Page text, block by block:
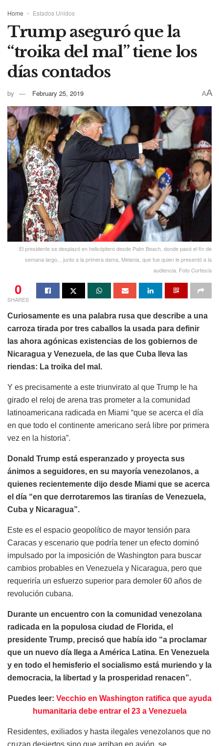
Home Estados Unidos
Trump aseguró que la
“troika del mal” tiene los
días contados
by February 25, 2019 AA
El presidente se desplazó en helicóptero desde Palm Beach, donde pasó el fin de
semana largo, , junto a la primera dama, Melania, que fue quien le presentó a la
audiencia. Foto Cortesía
0
SHARES
Curiosamente es una palabra rusa que describe a una
carroza tirada por tres caballos la usada para definir
las ahora agónicas existencias de los gobiernos de
Nicaragua y Venezuela, de las que Cuba lleva las
riendas: La troika del mal.
Y es precisamente a este triunvirato al que Trump le ha
girado el reloj de arena tras prometer a la comunidad
latinoamericana radicada en Miami “que se acerca el día
en que todo el continente americano será libre por primera
vez en la historia”.
Donald Trump está esperanzado y proyecta sus
ánimos a seguidores, en su mayoría venezolanos, a
quienes recientemente dijo desde Miami que se acerca
el día “en que derrotaremos las tiranías de Venezuela,
Cuba y Nicaragua”.
Este es el espacio geopolítico de mayor tensión para
Caracas y escenario que podría tener un efecto dominó
impulsado por la imposición de Washington para buscar
cambios probables en Venezuela y Nicaragua, pero que
requeriría un esfuerzo superior para demoler 60 años de
revolución cubana.
Durante un encuentro con la comunidad venezolana
radicada en la populosa ciudad de Florida, el
presidente Trump, precisó que había ido “a proclamar
que un nuevo día llega a América Latina. En Venezuela
y en todo el hemisferio el socialismo está muriendo y la
democracia, la libertad y la prosperidad renacen”.
Puedes leer: Vecchio en Washington ratifica que ayuda
humanitaria debe entrar el 23 a Venezuela
Residentes, exiliados y hasta ilegales venezolanos que no